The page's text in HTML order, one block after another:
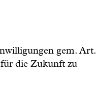
gem. Art.
die Zukunft zu